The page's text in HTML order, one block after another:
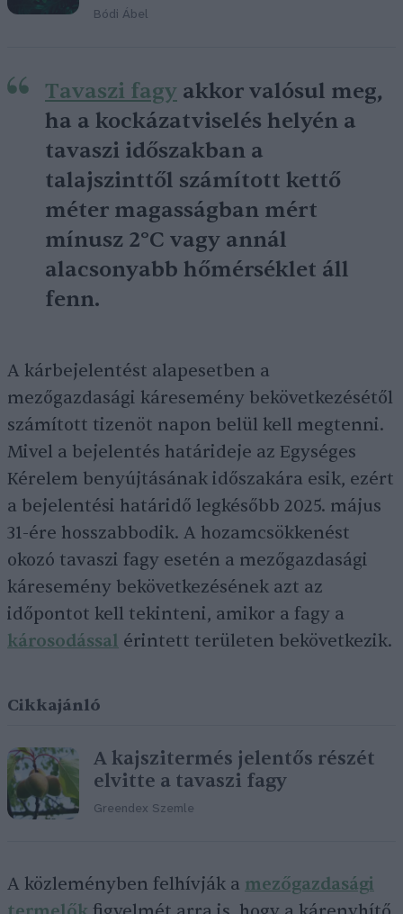
Bódi Ábel
Tavaszi fagy akkor valósul meg,
ha a kockázatviselés helyén a
tavaszi időszakban a
talajszinttől számított kettő
méter magasságban mért
mínusz 2°C vagy annál
alacsonyabb hőmérséklet áll
fenn.
A kárbejelentést alapesetben a
mezőgazdasági káresemény bekövetkezésétől
számított tizenöt napon belül kell megtenni.
Mivel a bejelentés határideje az Egységes
Kérelem benyújtásának időszakára esik, ezért
a bejelentési határidő legkésőbb 2025. május
31-ére hosszabbodik. A hozamcsökkenést
okozó tavaszi fagy esetén a mezőgazdasági
káresemény bekövetkezésének azt az
időpontot kell tekinteni, amikor a fagy a
károsodással érintett területen bekövetkezik.
Cikkajánló
A kajszitermés jelentős részét
elvitte a tavaszi fagy
Greendex Szemle
A közleményben felhívják a mezőgazdasági